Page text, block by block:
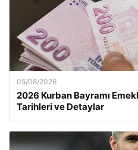
05/08/2026
2026 Kurban Bayramı
Tarihleri ve Detaylar